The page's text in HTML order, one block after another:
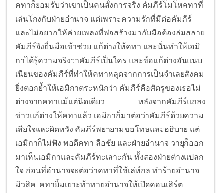
คทาก็ยอมรับว่าเขาเป็นคนสั่งการจริง คัมภีร์โมโหคทาที่
เล่นโกงกับฝ่ายอำนาจ แต่เพราะความรักที่มีต่อคัมภีร์
และไม่อยากให้ค่ายเพลงที่พ่อสร้างมากับมือต้องล่มสลาย
คัมภีร์จึงยื่นมือเข้าช่วย แก้ต่างให้คทา และนั่นทำให้เอมิ
กาได้รู้ความจริงว่าคัมภีร์เป็นใคร และข้อแก้ต่างอันแนบ
เนียนของคัมภีร์ที่ทำให้คทาหลุดจากการเป็นจำเลยสังคม
ยิ่งตอกย้ำให้เอมิกาตระหนักว่า คัมภีร์คือศัตรูของเธอไม่
ต่างจากคทาแม้แต่นิดเดียว
หลังจากคัมภีร์แถลง
ข่าวแก้ต่างให้คทาแล้ว เอมิกาก็มาต่อว่าคัมภีร์ด้วยความ
เสียใจและผิดหวัง คัมภีร์พยายามขอโทษและอธิบาย แต่
เอมิกาก็ไม่ฟัง พอดีคทา ลือชัย และฝ่ายอำนาจ วายุก็ออก
มาเห็นเอมิกาและคัมภีร์ทะเลาะกัน ทั้งสองฝ่ายต่างแปลก
ใจ ก่อนที่อำนาจจะต่อว่าคทาที่ใช้เล่ห์กล ทำร้ายอำนาจ
มิวสิค คทายิ้มเยาะท้าทายอำนาจให้เปิดคอนเสิร์ต